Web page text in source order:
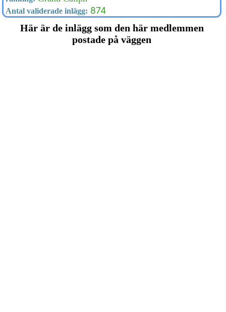
Antal validerade inlägg: 874
Här är de inlägg som den här medlemmen
postade på väggen